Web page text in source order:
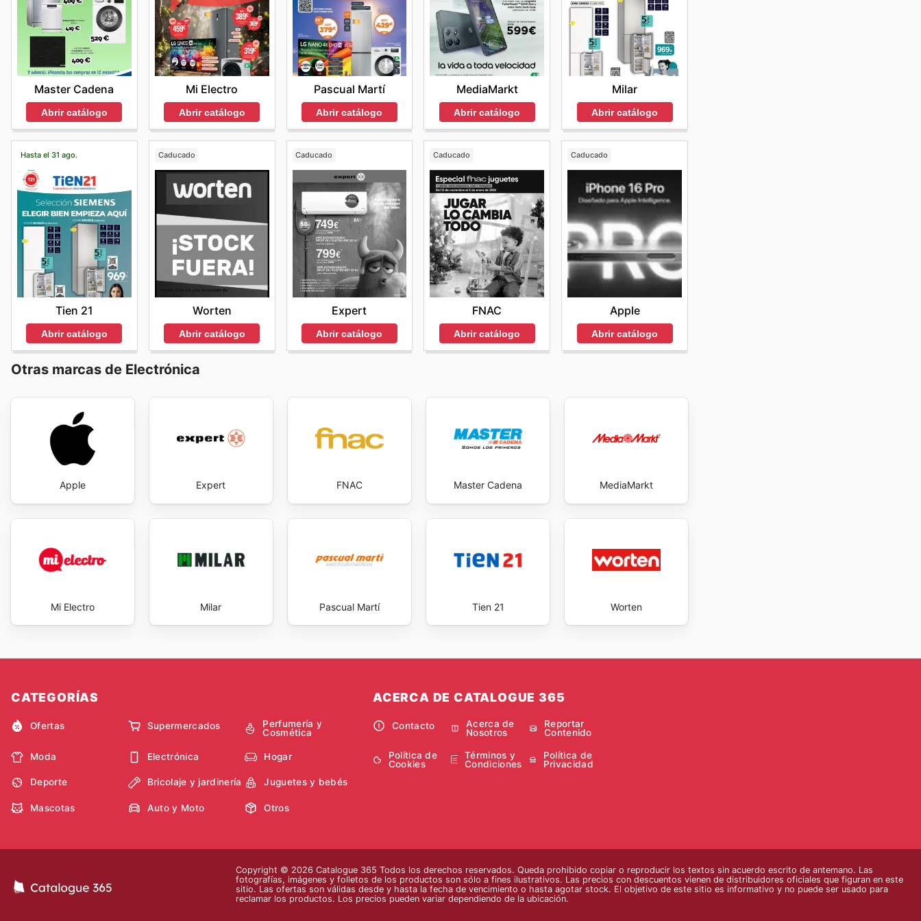
Master Cadena
Abrir catálogo
Mi Electro
Abrir catálogo
Pascual Martí
Abrir catálogo
MediaMarkt
Abrir catálogo
Milar
Abrir catálogo
Hasta el 31 ago.
Tien 21
Abrir catálogo
Caducado
Worten
Abrir catálogo
Caducado
Expert
Abrir catálogo
Caducado
FNAC
Abrir catálogo
Caducado
Apple
Abrir catálogo
Otras marcas de Electrónica
Apple Expert FNAC Master Cadena MediaMarkt
Mi Electro Milar Pascual Martí Tien 21 Worten
CATEGORÍAS
Ofertas Supermercados
Perfumería y
Cosmética
Moda Electrónica Hogar
Deporte Bricolaje y jardinería Juguetes y bebés
Mascotas Auto y Moto Otros
ACERCA DE CATALOGUE 365
Contacto
Acerca de
Nosotros
Reportar
Contenido
Política de
Cookies
Términos y
Condiciones
Política de
Privacidad
Copyright © 2026 Catalogue 365 Todos los derechos reservados. Queda prohibido copiar o reproducir los textos sin acuerdo escrito de antemano. Las
fotografías, imágenes y folletos de los productos son sólo a fines ilustrativos. Las precios con descuentos vienen de distribuidores oficiales que figuran en este
sitio. Las ofertas son válidas desde y hasta la fecha de vencimiento o hasta agotar stock. El objetivo de este sitio es informativo y no puede ser usado para
reclamar los productos. Los precios pueden variar dependiendo de la ubicación.